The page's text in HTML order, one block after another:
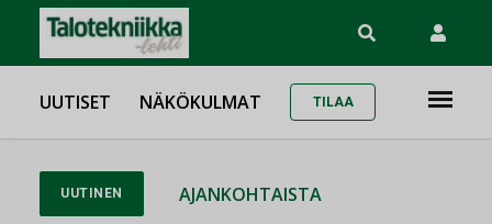
UUTISET NÄKÖKULMAT TILAA
UUTINEN AJANKOHTAISTA